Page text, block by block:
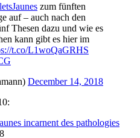
zum fünften
auf – auch nach den
Thesen dazu und wie es
kann gibt es hier im
t.co/L1woQaGRHS
December 14, 2018
incarnent des pathologies